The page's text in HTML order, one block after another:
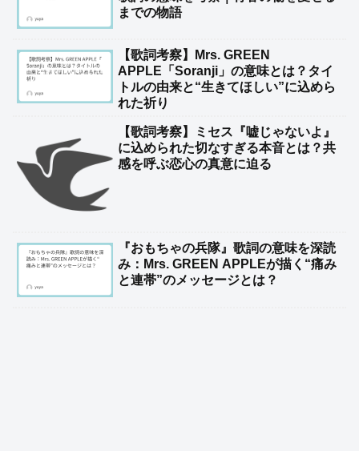
までの物語
【歌詞考察】Mrs. GREEN
APPLE「Soranji」の意味とは？タイ
トルの由来と“生きてほしい”に込めら
れた祈り
【歌詞考察】ミセス『嘘じゃないよ』
に込められた切なすぎる本音とは？共
感を呼ぶ恋心の真意に迫る
『おもちゃの兵隊』歌詞の意味を深読
み：Mrs. GREEN APPLEが描く“痛み
と連帯”のメッセージとは？